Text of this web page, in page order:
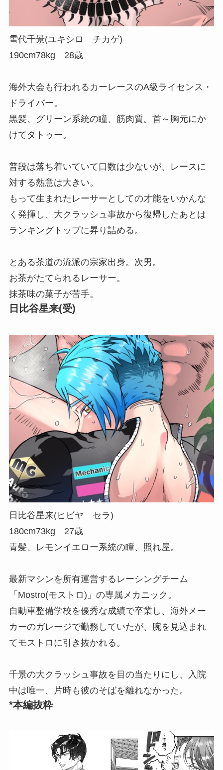
雪代千景(ユキシロ チカゲ)
190cm78kg 28歳
海外大会も行われるカーレースのA級ライセンス・
ドライバー。
黒髪、グリーン系統の瞳、筋肉質。首～胸元にか
けてタトゥー。
普段は落ち着いていて口数は少ないが、レースに
対する熱意は大きい。
もって生まれたレーサーとしての才能をいかんな
く発揮し、大クラッシュ事故から復帰したあとは
ランキングトップに昇り詰める。
とある茶道の流派の宗家出身。次男。
お茶がたてられるレーサー。
抹茶味の菓子が苦手。
日比谷星来(受)
日比谷星来(ヒビヤ セラ)
180cm73kg 27歳
青髪、レモンイエロー系統の瞳、照れ屋。
最新マシンを所有運営するレーシングチーム
「Mostro(モストロ)」の専属メカニック。
自動車整備学校を優秀な成績で卒業し、海外メー
カーのガレージで勤務していたが、腕を見込まれ
てモストロに引き抜かれる。
千景の大クラッシュ事故を目の当たりにし、入院
中は唯一、片時も彼のそばを離れなかった。
*本編抜粋